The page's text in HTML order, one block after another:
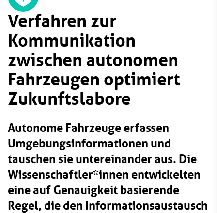
Verfahren zur
Kommunikation
zwischen autonomen
Fahrzeugen optimiert
Zukunftslabore
Autonome Fahrzeuge erfassen
Umgebungsinformationen und
tauschen sie untereinander aus. Die
Wissenschaftler*innen entwickelten
eine auf Genauigkeit basierende
Regel, die den Informationsaustausch